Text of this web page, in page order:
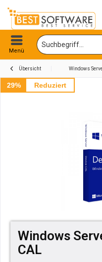
Menü
Übersicht Windows
29% Reduziert
Windows
CAL